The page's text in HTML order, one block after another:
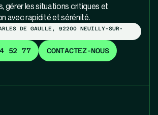
gérer les situations critiques et
avec rapidité et sérénité.
DE GAULLE, 92200 NEUILLY-SUR-
52 77 CONTACTEZ-NOUS